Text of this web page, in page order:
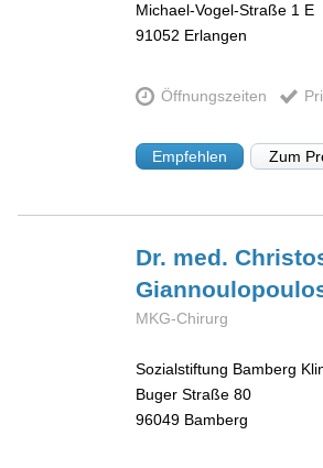
Michael-Vogel-Straße 1 E
91052 Erlangen
Öffnungszeiten
Empfehlen Zum
Dr. med.
MKG-Chirurg
Sozialstiftung Bamberg
Buger Straße 80
96049 Bamberg